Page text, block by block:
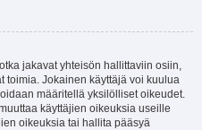
jakavat yhteisön hallittaviin osiin,
toimia. Jokainen käyttäjä voi kuulua
määritellä yksilölliset oikeudet.
käyttäjien oikeuksia useille
oikeuksia tai hallita pääsyä